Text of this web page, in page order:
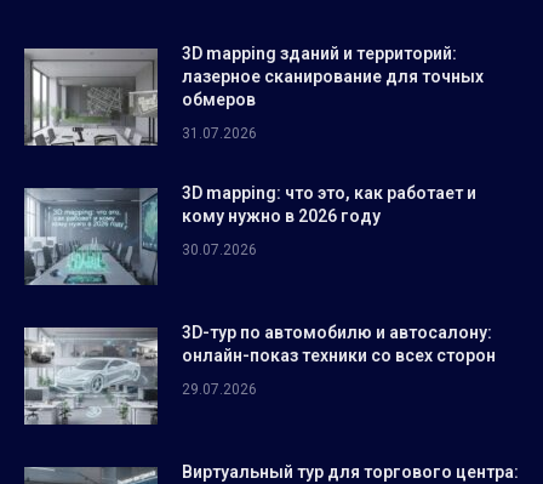
3D mapping зданий и территорий:
лазерное сканирование для точных
обмеров
31.07.2026
3D mapping: что это, как работает и
кому нужно в 2026 году
30.07.2026
3D-тур по автомобилю и автосалону:
онлайн-показ техники со всех сторон
29.07.2026
Виртуальный тур для торгового центра: